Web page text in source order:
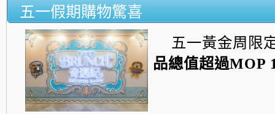
五一假期購物驚喜
五一黃金周限
品總值超過MOP